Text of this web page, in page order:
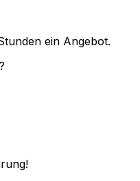
ein Angebot.
!